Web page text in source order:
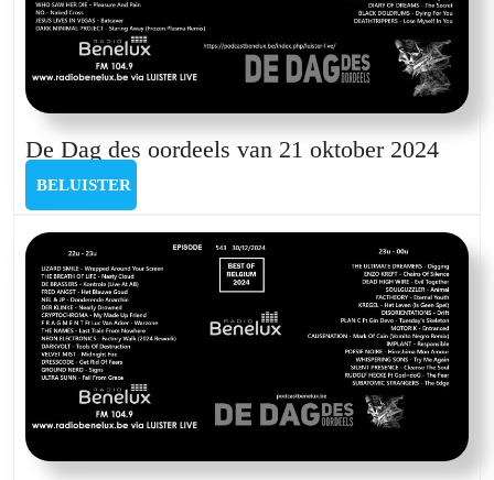
De Dag des oordeels van 21 oktober 2024De
van
21
2024
BELUISTER